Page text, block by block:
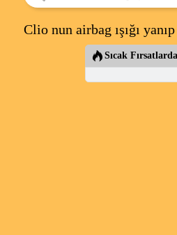
Clio nun airbag ışığı
Sıcak